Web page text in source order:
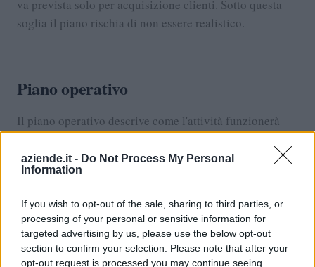
aziende.it - Do Not Process My Personal
Information
If you wish to opt-out of the sale, sharing to third parties, or
processing of your personal or sensitive information for
targeted advertising by us, please use the below opt-out
section to confirm your selection. Please note that after your
opt-out request is processed you may continue seeing
va prevista solo per acquisizione clienti. Sotto questa
soglia il piano rischia di non essere realistico.
Piano operativo
Il piano operativo descrive come l'attività funzionerà
lavoro, fornitori principali, gestione della logistica
quando rilevante.
Perun'attività commerciale al dettagliocontano la
posizione del punto vendita (visibilità, passaggi
pedonali, costo dell'affitto), gli orari di apertura, la
gestione del magazzino, le politiche di acquisto. Per